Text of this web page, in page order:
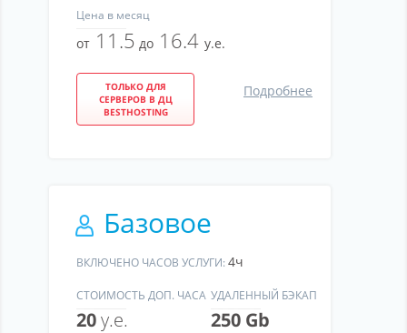
Цена в месяц
от 11.5 до 16.4 у.е.
ТОЛЬКО ДЛЯ
СЕРВЕРОВ В ДЦ
BESTHOSTING
Подробнее
Базовое
ВКЛЮЧЕНО ЧАСОВ УСЛУГИ: 4ч
СТОИМОСТЬ ДОП. ЧАСА
20у.е.
УДАЛЕННЫЙ БЭКАП
250 Gb